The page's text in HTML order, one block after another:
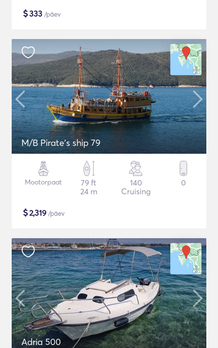
$333 /päev
M/B Pirate's ship 79
Mootorpaat
79 ft
24 m
140
Cruising
0
$2,319 /päev
Adria 500